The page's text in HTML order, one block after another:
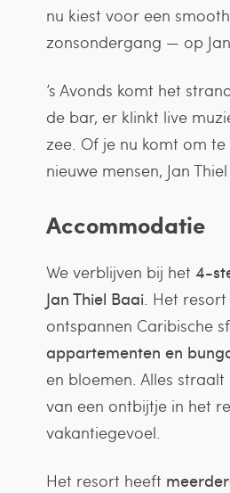
nu kiest voor een
zonsondergang — op
’s Avonds komt het
de bar, er klinkt live
zee. Of je nu komt om
nieuwe mensen, Jan
Accommodatie
We verblijven bij het 4-
Jan Thiel Baai . Het
ontspannen Caribische
appartementen en
en bloemen. Alles
van een ontbijtje in het
vakantiegevoel.
Het resort heeft